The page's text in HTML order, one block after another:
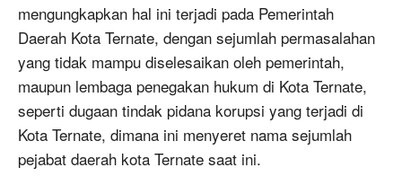
mengungkapkan hal ini terjadi pada Pemerintah
Daerah Kota Ternate, dengan sejumlah permasalahan
yang tidak mampu diselesaikan oleh pemerintah,
maupun lembaga penegakan hukum di Kota Ternate,
seperti dugaan tindak pidana korupsi yang terjadi di
Kota Ternate, dimana ini menyeret nama sejumlah
pejabat daerah kota Ternate saat ini.